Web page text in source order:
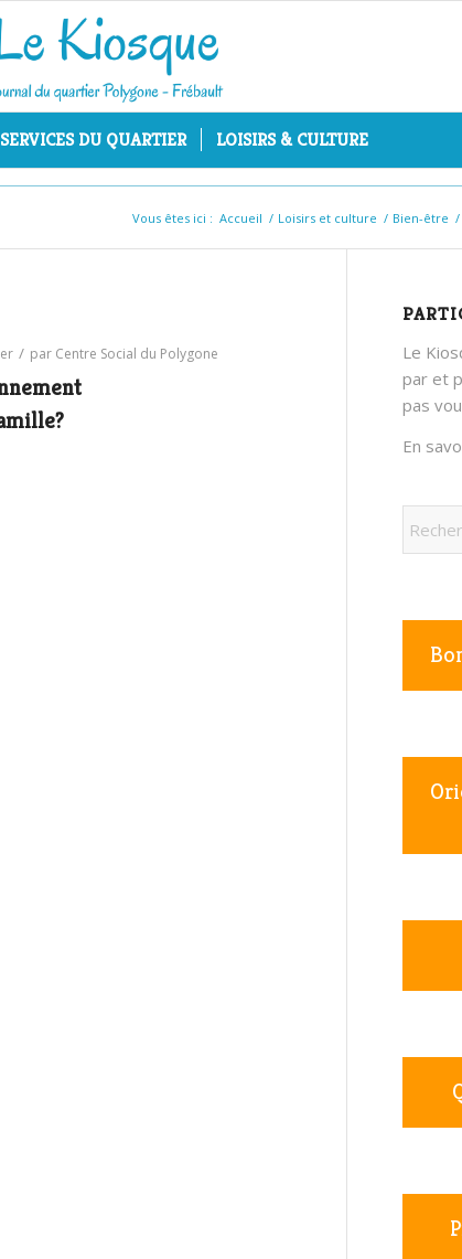
SERVICES DU QUARTIER LOISIRS & CULTURE
Vous êtes ici : Accueil / Loisirs et culture / Bien-être /
/ par Centre Social du Polygone
Le
par et
pas
En